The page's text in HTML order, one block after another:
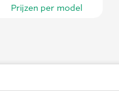
Prijzen per model